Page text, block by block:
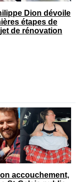
Dion dévoile
étapes de
de rénovation
accouchement,